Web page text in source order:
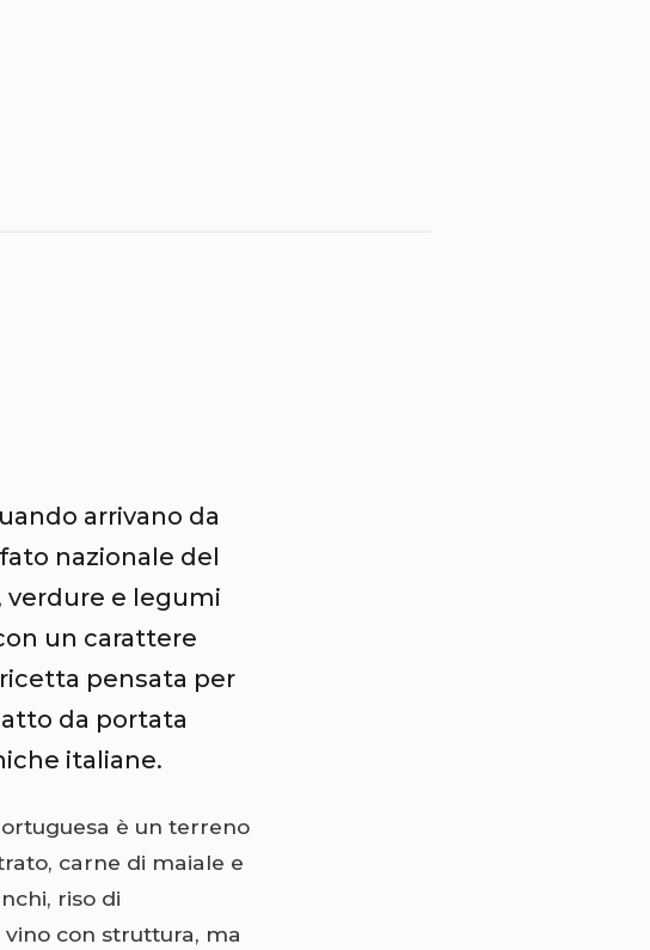
arrivano da
nazionale del
verdure e legumi
un carattere
pensata per
da portata
italiane.
è un terreno
carne di maiale e
riso di
con struttura, ma